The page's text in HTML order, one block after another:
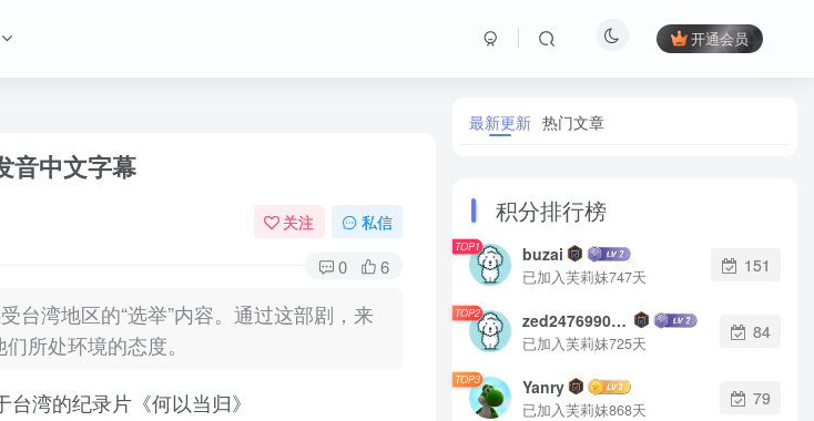
开通会员
音中文字幕
关注 私信
0 6
台湾地区的“选举”内容。通过这部剧，来
所处环境的态度。
湾的纪录片《何以当归》
最新更新 热门文章
积分排行榜
TOP1 buzai
已加入芙莉妹747天
151
TOP2 zed2476990542
已加入芙莉妹725天
84
TOP3 Yanry
已加入芙莉妹868天
79